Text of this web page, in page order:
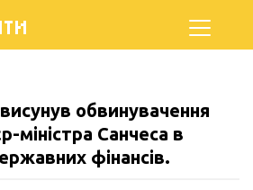
обвинувачення
міністра Санчеса в
фінансів.